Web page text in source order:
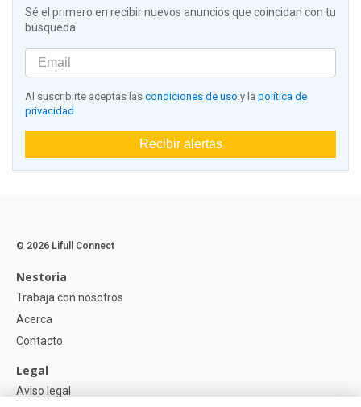
Sé el primero en recibir nuevos anuncios que coincidan con tu
búsqueda
Al suscribirte aceptas las condiciones de uso y la política de
privacidad
Recibir alertas
© 2026 Lifull Connect
Nestoria
Trabaja con nosotros
Acerca
Contacto
Legal
Aviso legal